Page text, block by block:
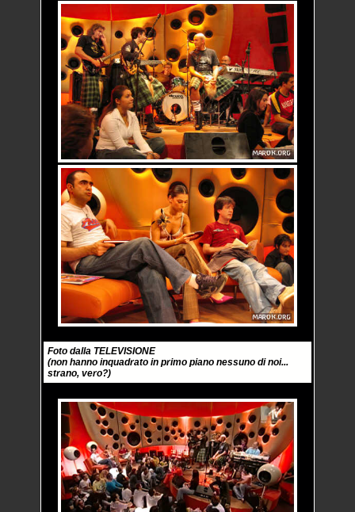
Foto dalla TELEVISIONE
(non hanno inquadrato in primo piano nessuno di noi...
strano, vero?)